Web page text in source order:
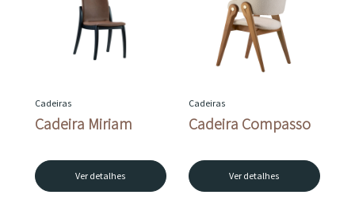
Cadeiras
Cadeira Miriam
Ver detalhes
Cadeiras
Cadeira Compasso
Ver detalhes